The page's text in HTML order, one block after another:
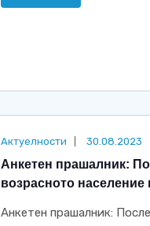
Актуелности 30.08.2023
Анкетен прашалник:
возрасното
Анкетен прашалник: